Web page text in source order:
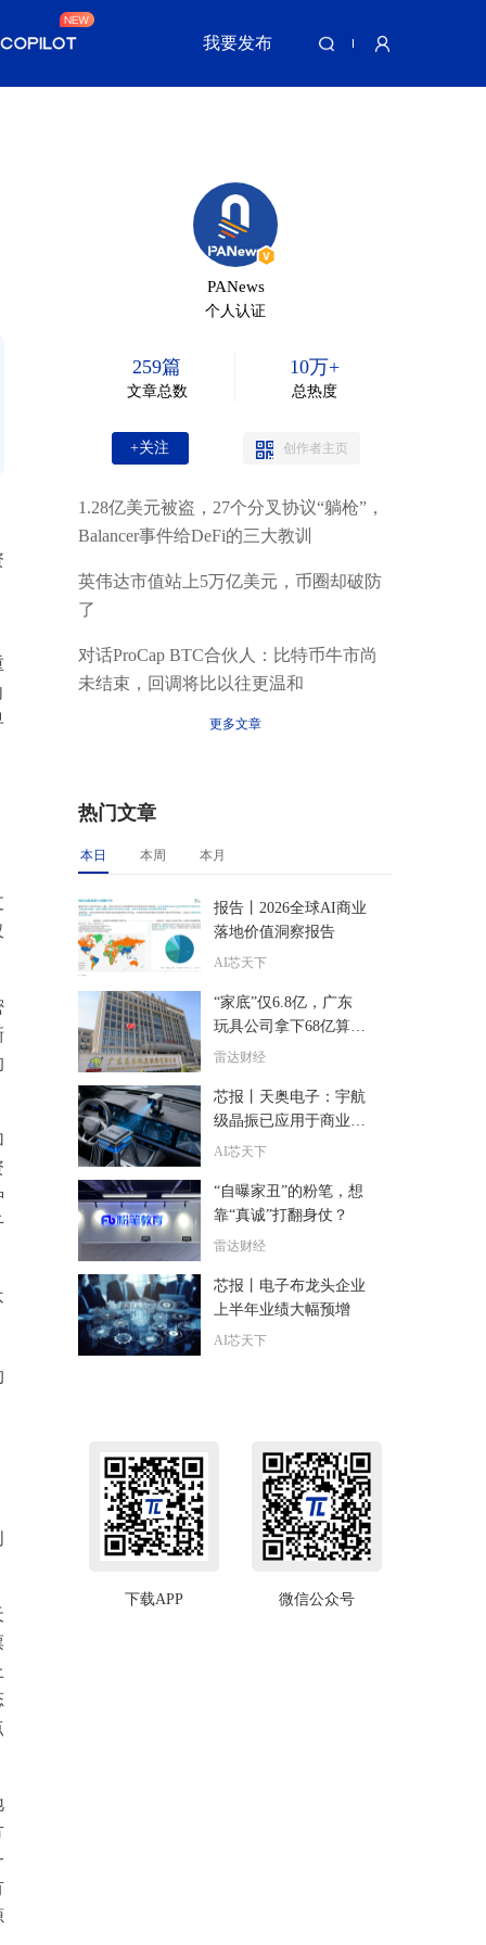
我要发布
PANews
个人认证
259篇
文章总数
10万+
总热度
+关注 创作者主页
1.28亿美元被盗，27个分叉协议“躺枪”，
Balancer事件给DeFi的三大教训
英伟达市值站上5万亿美元，币圈却破防
了
对话ProCap BTC合伙人：比特币牛市尚
未结束，回调将比以往更温和
更多文章
热门文章
本日 本周 本月
报告丨2026全球AI商业
落地价值洞察报告
AI芯天下
“家底”仅6.8亿，广东
玩具公司拿下68亿算力
大单
雷达财经
芯报丨天奥电子：宇航
级晶振已应用于商业航
天工程 收入占比低
AI芯天下
“自曝家丑”的粉笔，想
靠“真诚”打翻身仗？
雷达财经
芯报丨电子布龙头企业
上半年业绩大幅预增
AI芯天下
下载APP 微信公众号